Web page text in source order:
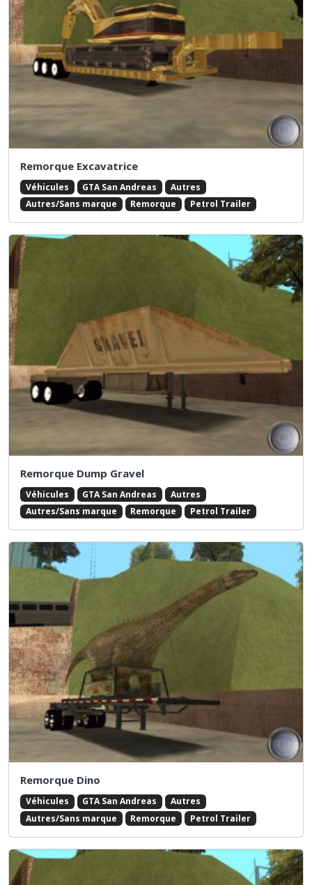
Remorque Excavatrice
Véhicules GTA San Andreas
Autres
Autres/Sans marque
Remorque Petrol Trailer
Remorque Dump Gravel
Véhicules GTA San Andreas
Autres
Autres/Sans marque
Remorque Petrol Trailer
Remorque Dino
Véhicules GTA San Andreas
Autres
Autres/Sans marque
Remorque Petrol Trailer